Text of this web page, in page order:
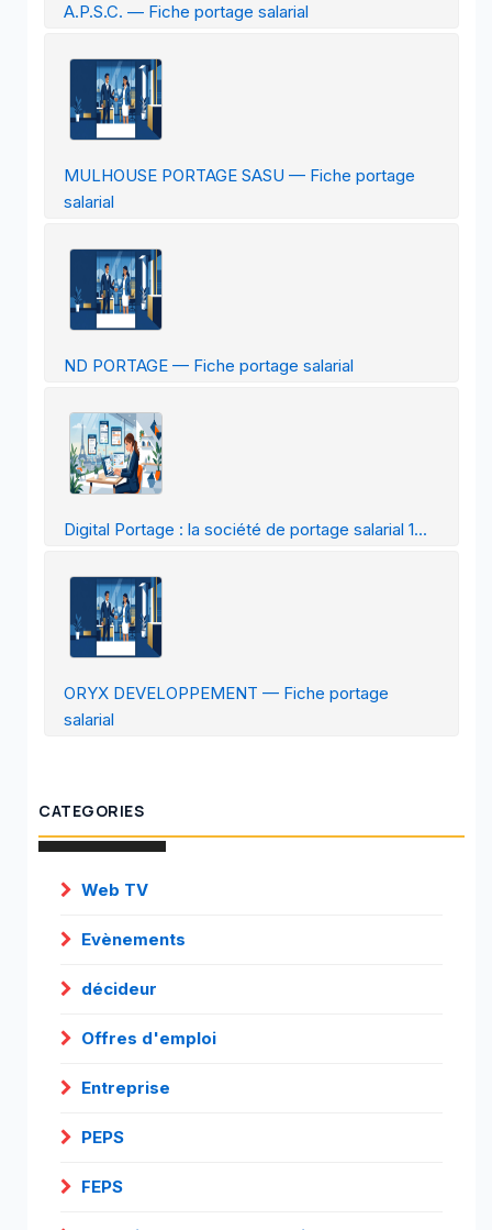
A.P.S.C. — Fiche portage salarial
MULHOUSE PORTAGE SASU — Fiche portage
salarial
ND PORTAGE — Fiche portage salarial
Digital Portage : la société de portage salarial 1...
ORYX DEVELOPPEMENT — Fiche portage
salarial
CATEGORIES
Web TV
Evènements
décideur
Offres d'emploi
Entreprise
PEPS
FEPS